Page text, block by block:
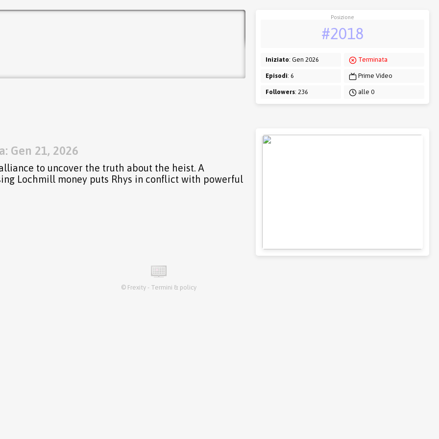
Gen 21, 2026
to uncover the truth about the heist. A
Lochmill money puts Rhys in conflict with powerful
Posizione
#2018
Iniziato: Gen 2026
Episodi: 6
Followers: 236
Terminata
Prime Video
alle 0
© Frexity - Termini & policy